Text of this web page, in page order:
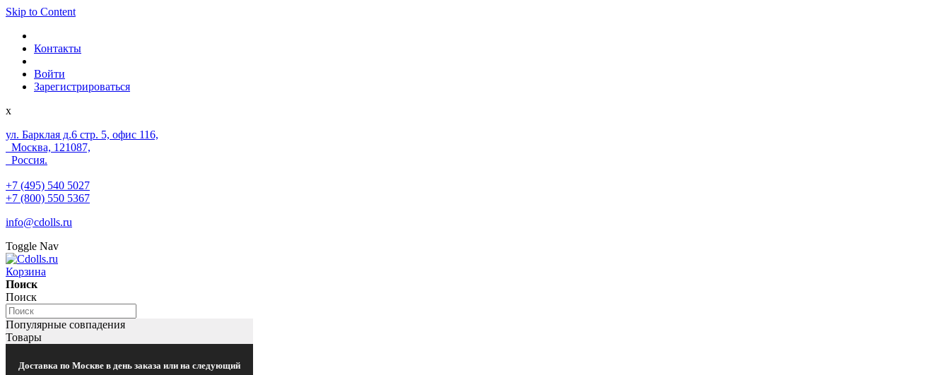
Skip to Content
Контакты
Войти
Зарегистрироваться
x
ул. Барклая д.6 стр. 5, офис 116,
Москва, 121087,
Россия.
+7 (495) 540 5027
+7 (800) 550 5367
info@cdolls.ru
Toggle Nav
Корзина
Поиск
Поиск
Популярные совпадения
Товары
Доставка по Москве в день заказа или на следующий